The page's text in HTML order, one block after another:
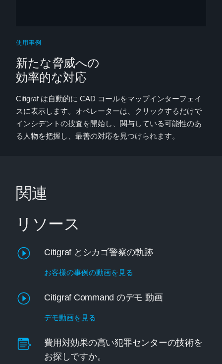
使用事例
新たな脅威への
効率的な対応
Citigraf は自動的に CAD コールをマップインターフェイ
スに表示します。オペレーターは、クリックするだけで
インシデントの捜査を開始し、関与している可能性のあ
る人物を把握し、最善の対応を見つけられます。
関連
リソース
Citigraf とシカゴ警察の軌跡
お客様の事例の動画を見る
Citigraf Command のデモ 動画
デモ動画を見る
費用対効果の高い犯罪センターの技術を
お探しですか。